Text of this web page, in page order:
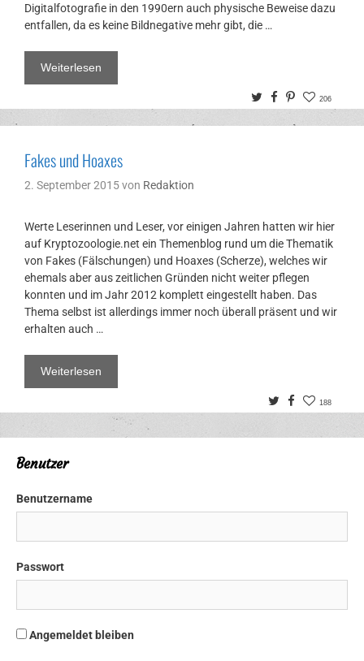
Digitalfotografie in den 1990ern auch physische Beweise dazu
entfallen, da es keine Bildnegative mehr gibt, die …
Weiterlesen
TwitterFacebook
Pinterest
206
Fakes und Hoaxes
2. September 2015von Redaktion
Werte Leserinnen und Leser, vor einigen Jahren hatten wir hier
auf Kryptozoologie.net ein Themenblog rund um die Thematik
von Fakes (Fälschungen) und Hoaxes (Scherze), welches wir
ehemals aber aus zeitlichen Gründen nicht weiter pflegen
konnten und im Jahr 2012 komplett eingestellt haben. Das
Thema selbst ist allerdings immer noch überall präsent und wir
erhalten auch …
Weiterlesen
TwitterFacebook
188
Benutzer
Benutzername
Passwort
Angemeldet bleiben